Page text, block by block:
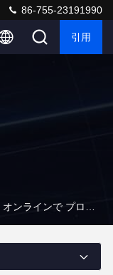
86-755-23191990
引用